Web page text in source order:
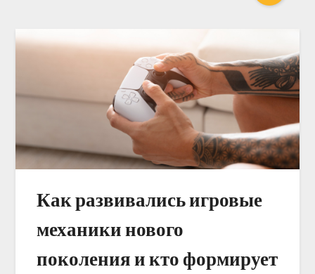
Как развивались игровые
механики нового
поколения и кто формирует